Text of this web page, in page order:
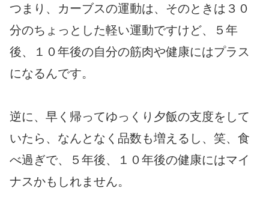
つまり、カーブスの運動は、そのときは３０
分のちょっとした軽い運動ですけど、５年
後、１０年後の自分の筋肉や健康にはプラス
になるんです。
逆に、早く帰ってゆっくり夕飯の支度をして
いたら、なんとなく品数も増えるし、笑、食
べ過ぎで、５年後、１０年後の健康にはマイ
ナスかもしれません。